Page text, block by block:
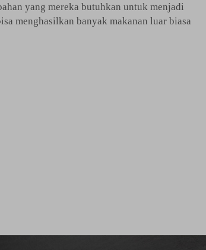
yang mereka butuhkan untuk menjadi
menghasilkan banyak makanan luar biasa